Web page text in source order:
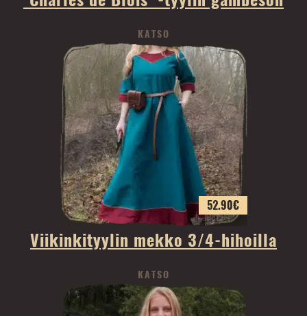
KATSO
52.90€
Viikinkityylin mekko 3/4-hihoilla
KATSO